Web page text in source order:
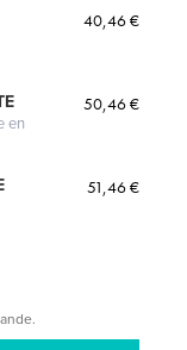
40,46 €
en
50,46 €
51,46 €